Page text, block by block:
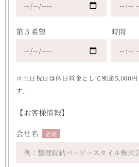
第３希望 時間
＊土日祝日は休日料金として別途5,000
す。
【お客様情報】
会社名 必須